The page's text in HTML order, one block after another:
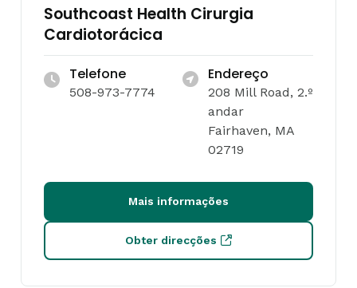
Southcoast Health Cirurgia
Cardiotorácica
Telefone
508-973-7774
Endereço
208 Mill Road, 2.º
andar
Fairhaven, MA
02719
Mais informações
Obter direcções